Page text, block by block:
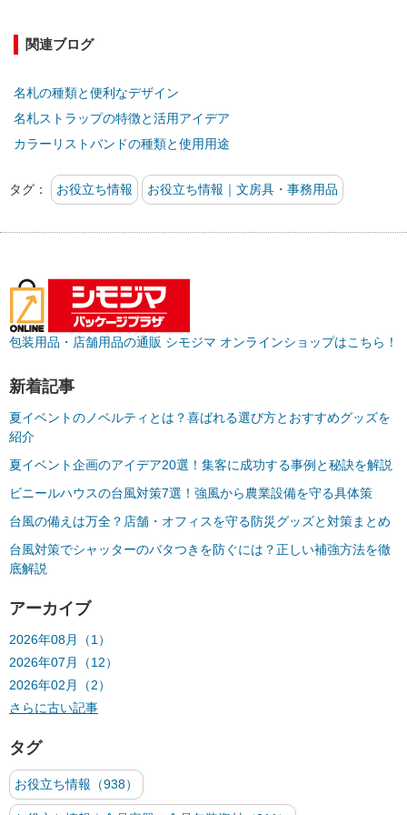
関連ブログ
名札の種類と便利なデザイン
名札ストラップの特徴と活用アイデア
カラーリストバンドの種類と使用用途
タグ： お役立ち情報 お役立ち情報｜文房具・事務用品
包装用品・店舗用品の通販 シモジマ オンラインショップはこちら！
新着記事
夏イベントのノベルティとは？喜ばれる選び方とおすすめグッズを
紹介
夏イベント企画のアイデア20選！集客に成功する事例と秘訣を解説
ビニールハウスの台風対策7選！強風から農業設備を守る具体策
台風の備えは万全？店舗・オフィスを守る防災グッズと対策まとめ
台風対策でシャッターのバタつきを防ぐには？正しい補強方法を徹
底解説
アーカイブ
2026年08月（1）
2026年07月（12）
2026年02月（2）
さらに古い記事
タグ
お役立ち情報（938）